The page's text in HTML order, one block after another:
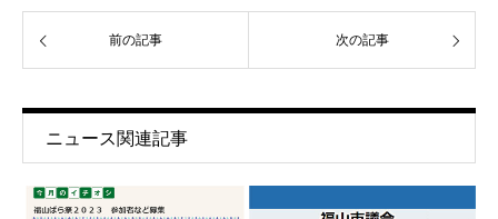
前の記事 次の記事
ニュース関連記事